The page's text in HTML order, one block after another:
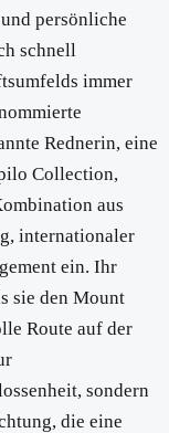
persönliche
schnell
immer
Rednerin, eine
Collection,
aus
internationaler
ein. Ihr
sie den Mount
Route auf der
sondern
die eine